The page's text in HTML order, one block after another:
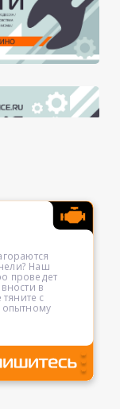
Наш
проведет
в
с
опытному